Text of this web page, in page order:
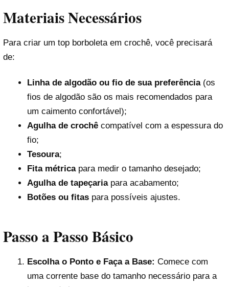
Materiais Necessários
Para criar um top borboleta em crochê, você precisará
de:
Linha de algodão ou fio de sua preferência(os
fios de algodão são os mais recomendados para
um caimento confortável);
Agulha de crochêcompatível com a espessura do
fio;
Tesoura;
Fita métricapara medir o tamanho desejado;
Agulha de tapeçariapara acabamento;
Botões ou fitaspara possíveis ajustes.
Passo a Passo Básico
Escolha o Ponto e Faça a Base: Comece com
uma corrente base do tamanho necessário para a